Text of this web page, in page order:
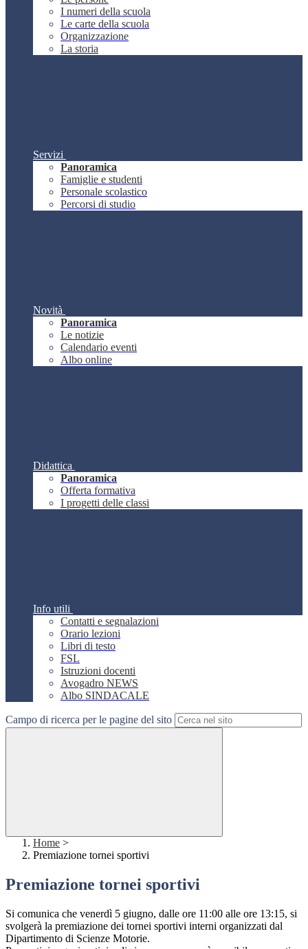
I numeri della scuola
Le carte della scuola
Organizzazione
La storia
Servizi
Panoramica
Famiglie e studenti
Personale scolastico
Percorsi di studio
Novità
Panoramica
Le notizie
Calendario eventi
Albo online
Didattica
Panoramica
Offerta formativa
I progetti delle classi
Info utili
Contatti e segnalazioni
Orario lezioni
Libri di testo
FSL
Istruzioni docenti
Avogadro NEWS
Albo SINDACALE
Campo di ricerca per le pagine del sito
Home >
Premiazione tornei sportivi
Premiazione tornei sportivi
Si comunica che venerdì 5 giugno, dalle ore 11:00 alle ore 13:15, si
svolgerà la premiazione dei tornei sportivi interni organizzati dal
Dipartimento di Scienze Motorie.